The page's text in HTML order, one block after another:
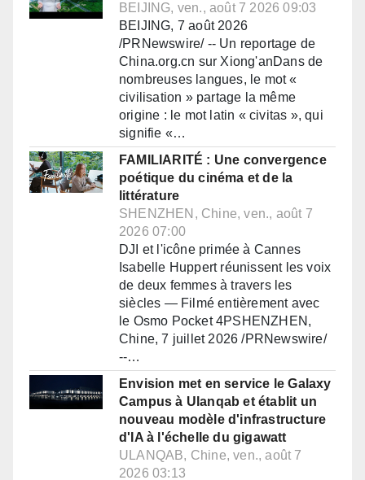
BEIJING, ven., août 7 2026 09:03
BEIJING, 7 août 2026
/PRNewswire/ -- Un reportage de
China.org.cn sur Xiong'anDans de
nombreuses langues, le mot «
civilisation » partage la même
origine : le mot latin « civitas », qui
signifie «…
FAMILIARITÉ : Une convergence
poétique du cinéma et de la
littérature
SHENZHEN, Chine, ven., août 7
2026 07:00
DJI et l'icône primée à Cannes
Isabelle Huppert réunissent les voix
de deux femmes à travers les
siècles — Filmé entièrement avec
le Osmo Pocket 4PSHENZHEN,
Chine, 7 juillet 2026 /PRNewswire/
--…
Envision met en service le Galaxy
Campus à Ulanqab et établit un
nouveau modèle d'infrastructure
d'IA à l'échelle du gigawatt
ULANQAB, Chine, ven., août 7
2026 03:13